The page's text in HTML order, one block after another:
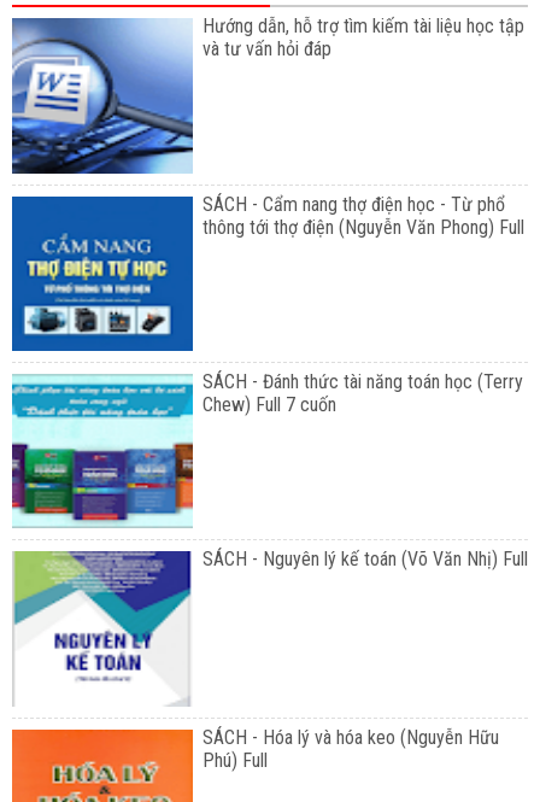
Hướng dẫn, hỗ trợ tìm kiếm tài liệu học tập
và tư vấn hỏi đáp
SÁCH - Cẩm nang thợ điện học - Từ phổ
thông tới thợ điện (Nguyễn Văn Phong) Full
SÁCH - Đánh thức tài năng toán học (Terry
Chew) Full 7 cuốn
SÁCH - Nguyên lý kế toán (Võ Văn Nhị) Full
SÁCH - Hóa lý và hóa keo (Nguyễn Hữu
Phú) Full